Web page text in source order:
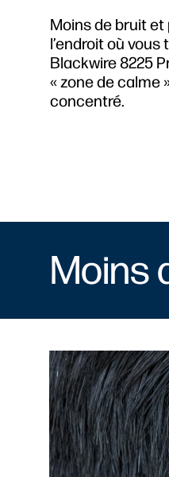
Moins de bruit
l’endroit où
Blackwire 8225
« zone de calme
concentré.
Moins